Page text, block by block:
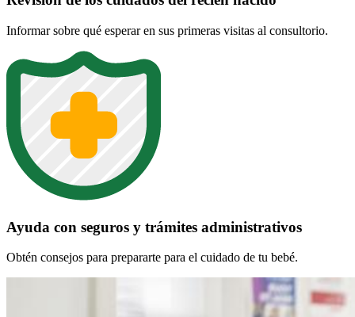
Informar sobre qué esperar en sus primeras visitas al consultorio.
Ayuda con seguros y trámites administrativos
Obtén consejos para prepararte para el cuidado de tu bebé.